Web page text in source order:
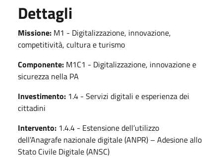
Dettagli
Missione: M1 - Digitalizzazione, innovazione,
competitività, cultura e turismo
Componente: M1C1 - Digitalizzazione, innovazione e
sicurezza nella PA
Investimento: 1.4 - Servizi digitali e esperienza dei
cittadini
Intervento: 1.4.4 - Estensione dell’utilizzo
dell’Anagrafe nazionale digitale (ANPR) – Adesione allo
Stato Civile Digitale (ANSC)